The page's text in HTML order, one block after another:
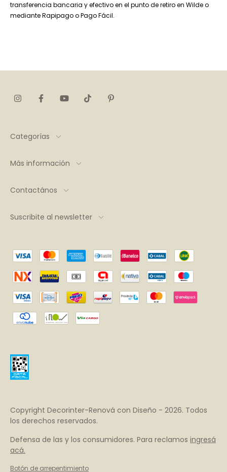
transferencia bancaria y efectivo en el punto de retiro en Wilde o
mediante Rapipago o Pago Fácil.
Categorías
Más información
Contactános
Suscribite al newsletter
Copyright Decorinter-Renová con Diseño - 2026. Todos
los derechos reservados.
Defensa de las y los consumidores. Para reclamos ingresá
acá.
Botón de arrepentimiento